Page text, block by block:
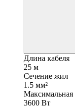
Длина кабеля
25 м
Сечение жил
1.5 мм²
Максимальная
3600 Вт